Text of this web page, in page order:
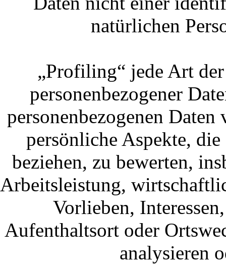
natürlichen
„Profiling“ jede Art
personenbezogener
personenbezogenen
persönliche Aspekte,
beziehen, zu bewerten,
Arbeitsleistung,
Vorlieben,
Aufenthaltsort oder
analysieren